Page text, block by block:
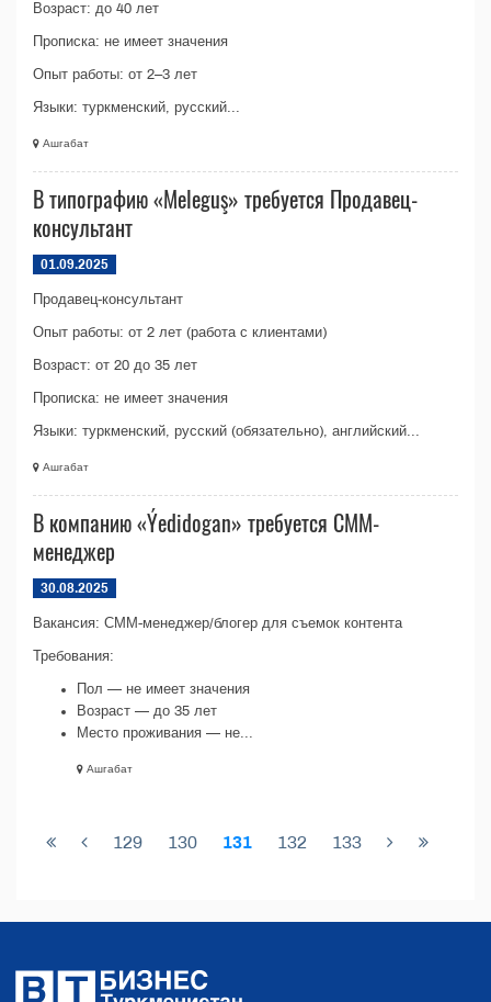
Возраст: до 40 лет
Прописка: не имеет значения
Опыт работы: от 2–3 лет
Языки: туркменский, русский...
Ашгабат
В типографию «Meleguş» требуется Продавец-
консультант
01.09.2025
Продавец-консультант
Опыт работы: от 2 лет (работа с клиентами)
Возраст: от 20 до 35 лет
Прописка: не имеет значения
Языки: туркменский, русский (обязательно), английский...
Ашгабат
В компанию «Ýedidogan» требуется СММ-
менеджер
30.08.2025
Вакансия: СММ-менеджер/блогер для съемок контента
Требования:
Пол — не имеет значения
Возраст — до 35 лет
Место проживания — не...
Ашгабат
129 130 131 132 133